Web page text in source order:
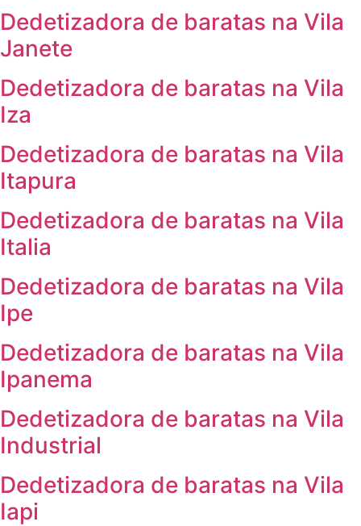
Dedetizadora de baratas na Vila
Janete
Dedetizadora de baratas na Vila
Iza
Dedetizadora de baratas na Vila
Itapura
Dedetizadora de baratas na Vila
Italia
Dedetizadora de baratas na Vila
Ipe
Dedetizadora de baratas na Vila
Ipanema
Dedetizadora de baratas na Vila
Industrial
Dedetizadora de baratas na Vila
Iapi